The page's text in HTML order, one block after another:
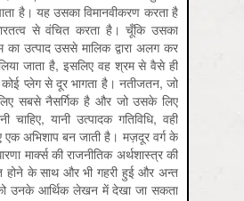
है। यह उसका विमानवीकरण करता है
से वंचित करता है। चूँकि उसका
उत्पाद उससे मालिक द्वारा अलग कर
जाता है, इसलिए वह श्रम से वैसे ही
प्लेग से दूर भागता है। नतीजतन, जो
लिए सबसे नैसर्गिक है और जो उसके लिए
चाहिए, यानी उत्पादक गतिविधि, वही
एक अभिशाप बन जाती है। मज़दूर वर्ग के
मार्क्स की राजनीतिक अर्थशास्त्र की
होने के साथ और भी गहरी हुई और अन्त
उनके आर्थिक लेखन में देखा जा सकता